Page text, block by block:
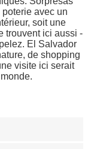
avec un
soit une
trouvent ici aussi -
El Salvador
de shopping
visite ici serait